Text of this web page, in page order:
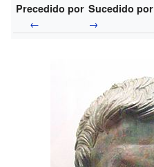
Precedido por Sucedido por
← →